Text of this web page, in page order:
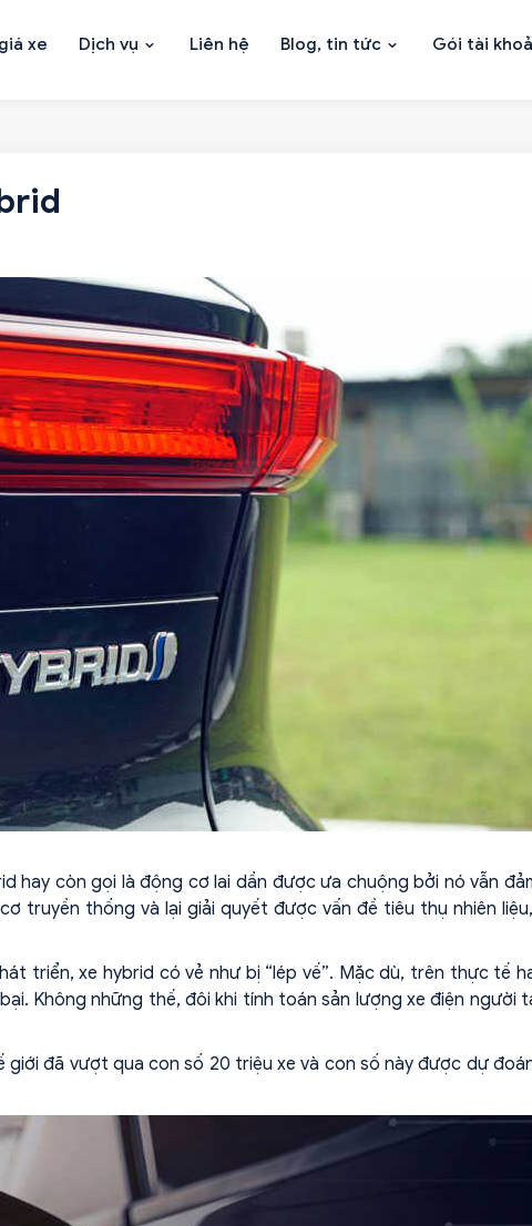
xe Dịch vụ Liên hệ Blog, tin tức Gói tài
hay còn gọi là động cơ lai dần được ưa chuộng bởi nó vẫn
truyền thống và lại giải quyết được vấn đề tiêu thụ nhiên
triển, xe hybrid có vẻ như bị “lép vế”. Mặc dù, trên thực tế
Không những thế, đôi khi tính toán sản lượng xe điện người
đã vượt qua con số 20 triệu xe và con số này được dự